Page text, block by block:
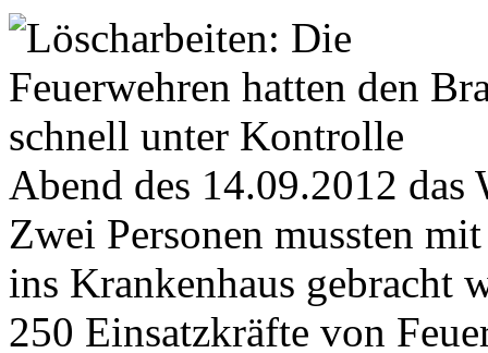
Abend des 14.09.2012 das
Zwei Personen mussten
ins Krankenhaus gebracht
250 Einsatzkräfte von